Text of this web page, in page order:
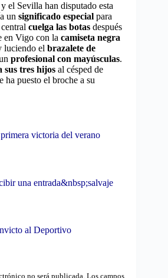
el Sevilla han disputado esta
un significado especial para
cuelga las botas después
en Vigo con la camiseta negra
luciendo el brazalete de
profesional con mayúsculas.
sus tres hijos al césped de
ha puesto el broche a su
victoria del verano
una entrada&nbsp;salvaje
al Deportivo
no será publicada. Los campos